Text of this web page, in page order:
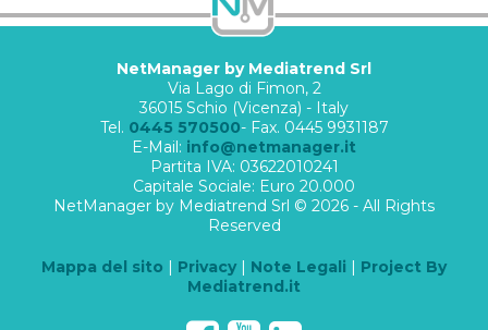
NetManager by Mediatrend Srl
Via Lago di Fimon, 2
36015 Schio (Vicenza) - Italy
Tel. 0445 570500- Fax. 0445 9931187
E-Mail: info@netmanager.it
Partita IVA: 03622010241
Capitale Sociale: Euro 20.000
NetManager by Mediatrend Srl © 2026 - All Rights
Reserved
Mappa del sito | Privacy | Note Legali | Project By
Mediatrend.it